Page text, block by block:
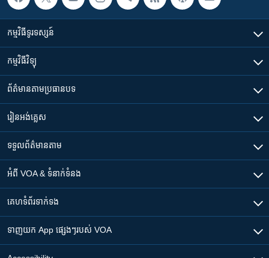
កម្មវិធី​ទូរទស្សន៍
កម្មវិធី​វិទ្យុ
ព័ត៌មាន​តាមប្រធានបទ​
រៀន​​អង់គ្លេស
ទទួល​ព័ត៌មាន​តាម
អំពី​ VOA & ទំនាក់ទំនង
គេហទំព័រ​​ទាក់ទង
ទាញយក​ App ផ្សេងៗ​របស់​ VOA